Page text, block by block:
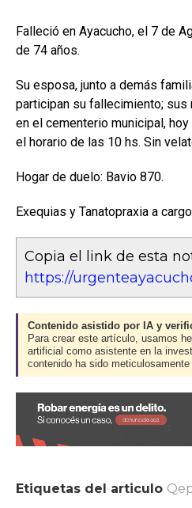
Falleció en Ayacucho, el 7 de
de 74 años.
Su esposa, junto a demás
participan su fallecimiento; sus
en el cementerio municipal,
el horario de las 10 hs. Sin
Hogar de duelo: Bavio 870.
Exequias y Tanatopraxia a
Copia el link de esta
https://
Contenido asistido por IA y
Para crear este artículo, usamos
artificial como asistente en la
contenido ha sido
Etiquetas del articulo